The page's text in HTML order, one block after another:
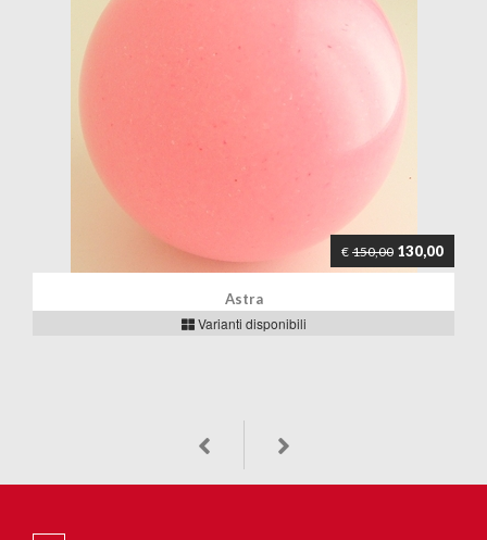
€ 150,00 130,00
Astra
Varianti disponibili